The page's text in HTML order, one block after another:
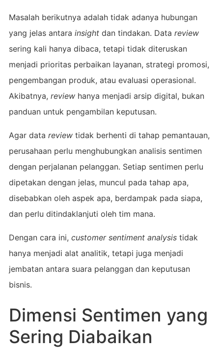
Masalah berikutnya adalah tidak adanya hubungan
yang jelas antara insightdan tindakan. Data review
sering kali hanya dibaca, tetapi tidak diteruskan
menjadi prioritas perbaikan layanan, strategi promosi,
pengembangan produk, atau evaluasi operasional.
Akibatnya, reviewhanya menjadi arsip digital, bukan
panduan untuk pengambilan keputusan.
Agar data reviewtidak berhenti di tahap pemantauan,
perusahaan perlu menghubungkan analisis sentimen
dengan perjalanan pelanggan. Setiap sentimen perlu
dipetakan dengan jelas, muncul pada tahap apa,
disebabkan oleh aspek apa, berdampak pada siapa,
dan perlu ditindaklanjuti oleh tim mana.
Dengan cara ini, customer sentiment analysistidak
hanya menjadi alat analitik, tetapi juga menjadi
jembatan antara suara pelanggan dan keputusan
bisnis.
Dimensi Sentimen yang
Sering Diabaikan